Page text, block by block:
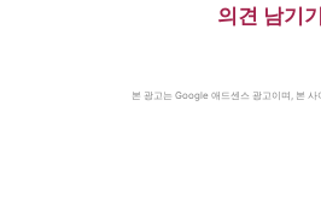
의견 남기기
본 광고는 Google 애드센스 광고이며, 본 사